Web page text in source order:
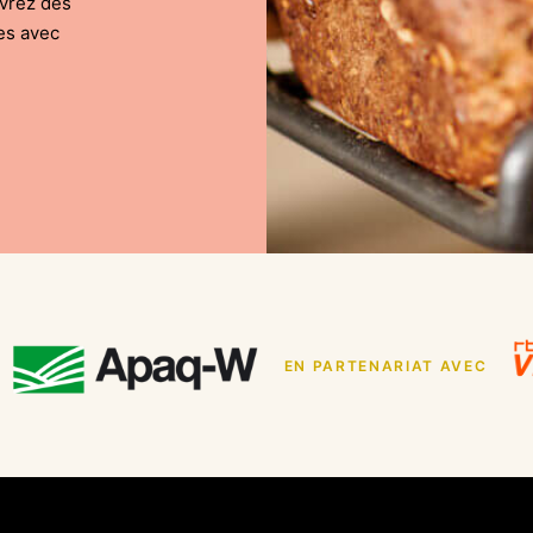
avec
EN PARTENARIAT AVEC